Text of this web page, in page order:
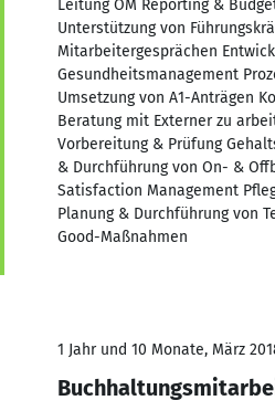
Leitung OM Reporting &
Unterstützung von
Mitarbeitergesprächen
Gesundheitsmanagement
Umsetzung von A1-Anträgen
Beratung mit Externer zu
Vorbereitung & Prüfung
& Durchführung von On- &
Satisfaction Management
Planung & Durchführung von
Good-Maßnahmen
1 Jahr und 10 Monate, März